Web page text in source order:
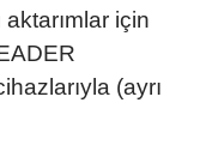
için
(ayrı